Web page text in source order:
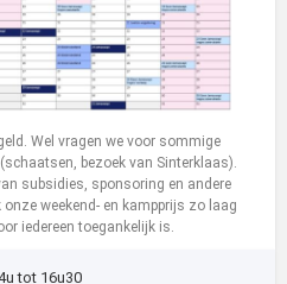
Wel vragen we voor sommige
bezoek van Sinterklaas).
subsidies, sponsoring en andere
weekend- en kampprijs zo laag
iedereen toegankelijk is.
tot 16u30